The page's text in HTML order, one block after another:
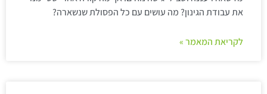
את עבודת הגינון? מה עושים עם כל הפסולת שנשארה?
לקריאת המאמר »